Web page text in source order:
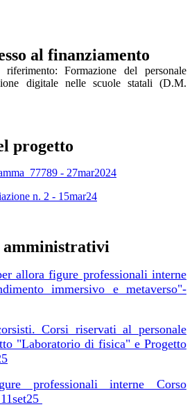
al finanziamento
Formazione del personale
digitale nelle scuole statali (D.M.
progetto
- 27mar2024
n. 2 - 15mar24
allora figure professionali interne
immersivo e metaverso"-
Corsi riservati al personale
"Laboratorio di fisica" e Progetto
professionali interne Corso